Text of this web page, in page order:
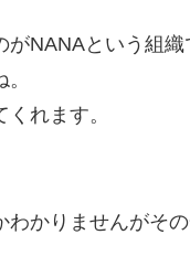
NANAという組織
れます。
かりませんがその